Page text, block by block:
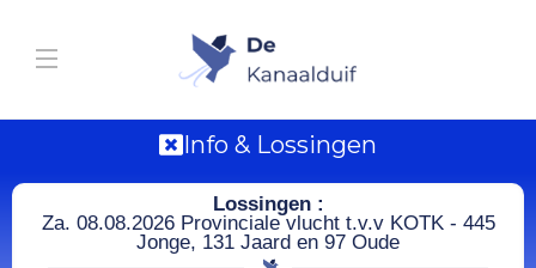
Info & Lossingen
Lossingen :
Za. 08.08.2026 Provinciale vlucht t.v.v KOTK - 445
Jonge, 131 Jaard en 97 Oude